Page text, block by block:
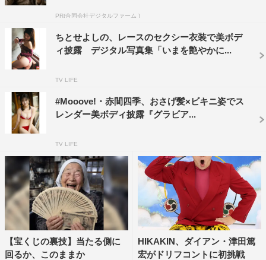
PR(合同会社デジタルファーム )
ちとせよしの、レースのセクシー衣装で美ボデ
ィ披露 デジタル写真集「いまを艶やかに...
TV LIFE
#Mooove!・赤間四季、おさげ髪×ビキニ姿でス
レンダー美ボディ披露『グラビア...
TV LIFE
【宝くじの裏技】当たる側に
回るか、このままか
HIKAKIN、ダイアン・津田篤
宏がドリフコントに初挑戦